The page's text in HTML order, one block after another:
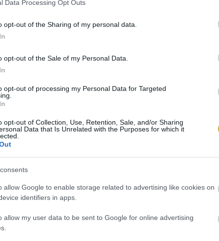
Data Processing Opt Outs
opt-out of the Sharing of my personal data.
opt-out of the Sale of my Personal Data.
opt-out of processing my Personal Data for Targeted
opt-out of Collection, Use, Retention, Sale, and/or Sharing
Data that Is Unrelated with the Purposes for which it
allow Google to enable storage related to advertising like cookies on
identifiers in apps.
allow my user data to be sent to Google for online advertising
Húst csak havonta négy-öt alkalommal kerül az
ki.
ételt, aminek elfogyasztásával Szardínián
is. Nincs elszigeteltség, a helyi társadalom tartja
ima és a spiritualitás a kor előrehaladtával